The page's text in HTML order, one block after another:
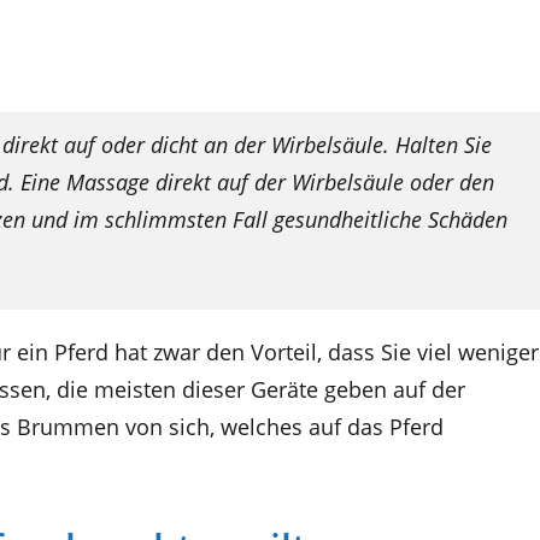
auf oder dicht an der Wirbelsäule. Halten Sie
Eine Massage direkt auf der Wirbelsäule oder den
und im schlimmsten Fall gesundheitliche Schäden
ein Pferd hat zwar den Vorteil, dass Sie viel weniger
die meisten dieser Geräte geben auf der
von sich, welches auf das Pferd